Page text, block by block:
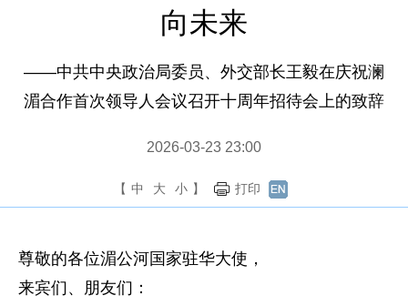
向未来
——中共中央政治局委员、外交部长王毅在庆祝澜
湄合作首次领导人会议召开十周年招待会上的致辞
2026-03-23 23:00
【 中 大 小 】 打印
尊敬的各位湄公河国家驻华大使，
来宾们、朋友们：